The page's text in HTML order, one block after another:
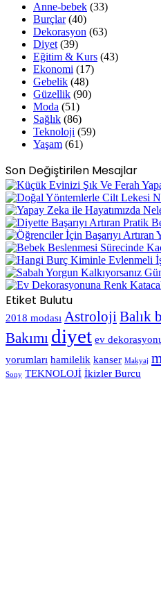
Anne-bebek (33)
Burçlar(40)
Dekorasyon (63)
Diyet (39)
Eğitim & Kurs (43)
Ekonomi (17)
Gebelik (48)
Güzellik (90)
Moda (51)
Sağlık (86)
Teknoloji (59)
Yaşam (61)
Son Değiştirilen Mesajlar
Etiket Bulutu
2018 modası Astroloji Balık
Bakımı diyet ev
yorumları hamilelik kanser Makyaj
Sony TEKNOLOJİ İkizler Burcu